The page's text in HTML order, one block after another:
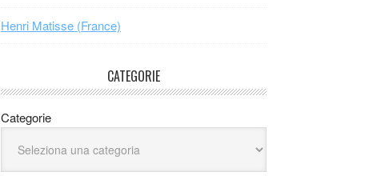
Henri Matisse (France)
CATEGORIE
Categorie